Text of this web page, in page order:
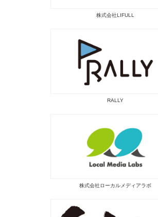
株式会社LIFULL
RALLY
株式会社ローカルメディアラボ